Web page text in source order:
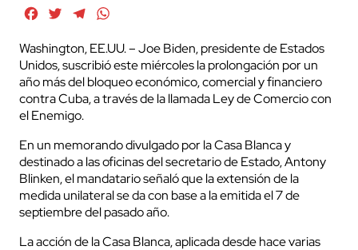
FacebookTwitterTelegram
Washington, EE.UU. – Joe Biden, presidente de Estados
Unidos, suscribió este miércoles la prolongación por un
año más del bloqueo económico, comercial y financiero
contra Cuba, a través de la llamada Ley de Comercio con
el Enemigo.
En un memorando divulgado por la Casa Blanca y
destinado a las oficinas del secretario de Estado, Antony
Blinken, el mandatario señaló que la extensión de la
medida unilateral se da con base a la emitida el 7 de
septiembre del pasado año.
La acción de la Casa Blanca, aplicada desde hace varias